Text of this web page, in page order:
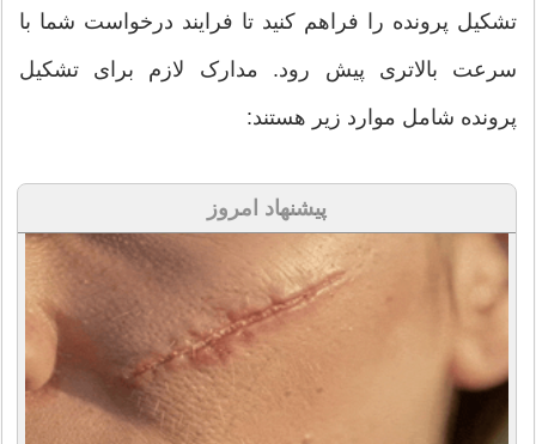
تشکیل پرونده را فراهم کنید تا فرایند درخواست شما با
سرعت بالاتری پیش رود. مدارک لازم برای تشکیل
پرونده شامل موارد زیر هستند:
پیشنهاد امروز